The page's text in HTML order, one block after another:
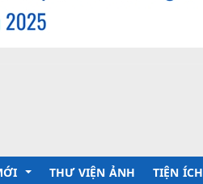
THƯ VIỆN ẢNH TIỆN ÍCH